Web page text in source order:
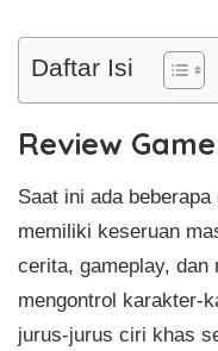
Daftar Isi
Review
Saat ini ada
memiliki keseruan
cerita, gameplay, dan
mengontrol karakter-
jurus-jurus ciri khas